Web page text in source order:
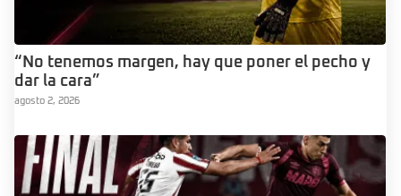
“No tenemos margen, hay que poner el pecho y
dar la cara”
agosto 2, 2026